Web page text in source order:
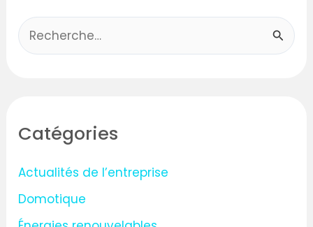
R
e
c
h
Catégories
Actualités de l’entreprise
Domotique